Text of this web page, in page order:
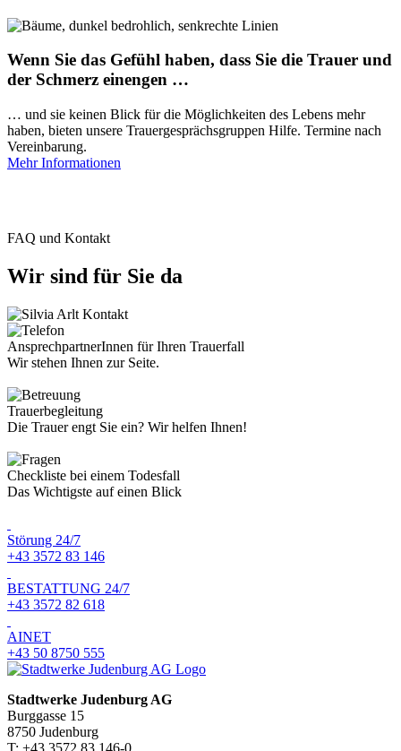
Wenn Sie das Gefühl haben, dass Sie die Trauer und
der Schmerz einengen …
… und sie keinen Blick für die Möglichkeiten des Lebens mehr
haben, bieten unsere Trauergesprächsgruppen Hilfe. Termine nach
Vereinbarung.
Mehr Informationen
FAQ und Kontakt
Wir sind für Sie da
AnsprechpartnerInnen für Ihren Trauerfall
Wir stehen Ihnen zur Seite.
Trauerbegleitung
Die Trauer engt Sie ein? Wir helfen Ihnen!
Checkliste bei einem Todesfall
Das Wichtigste auf einen Blick
Störung 24/7
+43 3572 83 146
BESTATTUNG 24/7
+43 3572 82 618
AINET
+43 50 8750 555
Stadtwerke Judenburg AG
Burggasse 15
8750 Judenburg
T: +43 3572 83 146-0